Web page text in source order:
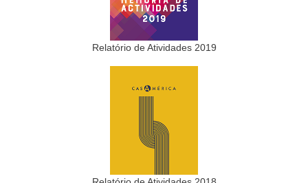
Relatório de Atividades 2019